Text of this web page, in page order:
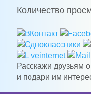
Количество
Расскажи друзьям
и подари им